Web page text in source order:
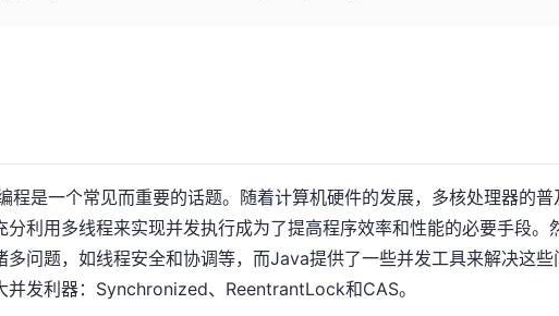
程是一个常见而重要的话题。随着计算机硬件的发展，多核处理器的普
分利用多线程来实现并发执行成为了提高程序效率和性能的必要手段。
多问题，如线程安全和协调等，而Java提供了一些并发工具来解决这些
并发利器：Synchronized、ReentrantLock和CAS。